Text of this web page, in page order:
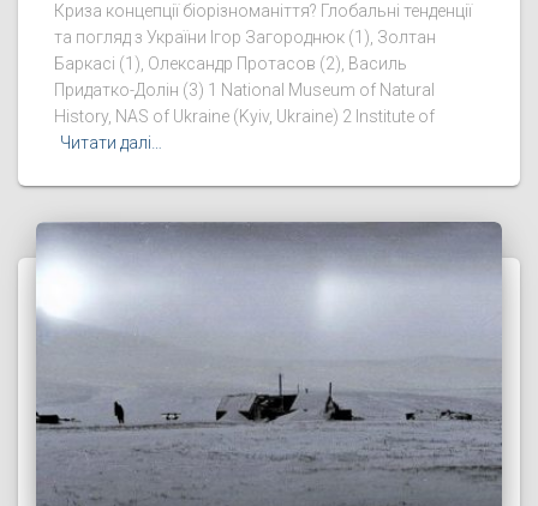
Криза концепції біорізноманіття? Глобальні тенденції
та погляд з України Ігор Загороднюк (1), Золтан
Баркасі (1), Олександр Протасов (2), Василь
Придатко-Долін (3) 1 National Museum of Natural
History, NAS of Ukraine (Kyiv, Ukraine) 2 Institute of
Читати далі…